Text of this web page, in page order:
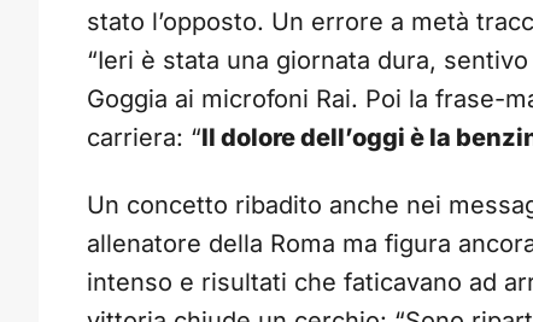
stato l’opposto. Un errore a metà
“Ieri è stata una giornata dura,
Goggia ai microfoni Rai. Poi la frase-
carriera: “Il dolore dell’oggi è la
Un concetto ribadito anche nei
allenatore della Roma ma figura
intenso e risultati che faticavano ad